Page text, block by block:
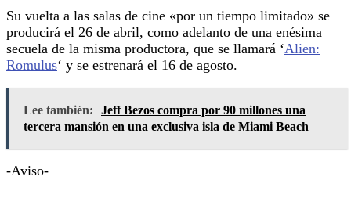
Su vuelta a las salas de cine «por un tiempo limitado» se
producirá el 26 de abril, como adelanto de una enésima
secuela de la misma productora, que se llamará ‘Alien:
Romulus‘ y se estrenará el 16 de agosto.
Lee también:
Jeff Bezos compra por 90 millones una
tercera mansión en una exclusiva isla de Miami Beach
-Aviso-